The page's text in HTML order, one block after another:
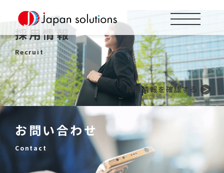
採用情報
Recruit
お問い合わせ
Contact